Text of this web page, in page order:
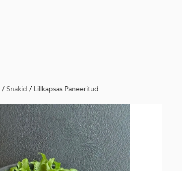
/ Snäkid / Lillkapsas Paneeritud